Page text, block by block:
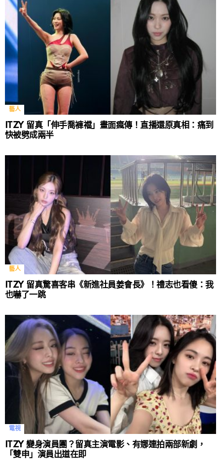
藝人
ITZY 留真「伸手喬褲襠」畫面瘋傳！直播還原真相：痛到
快被劈成兩半
藝人
ITZY 留真驚喜客串《新進社員姜會長》！禮志也看傻：我
也嚇了一跳
電視
ITZY 變身演員團？留真主演電影、有娜連拍兩部新劇，
「雙申」演員出道在即